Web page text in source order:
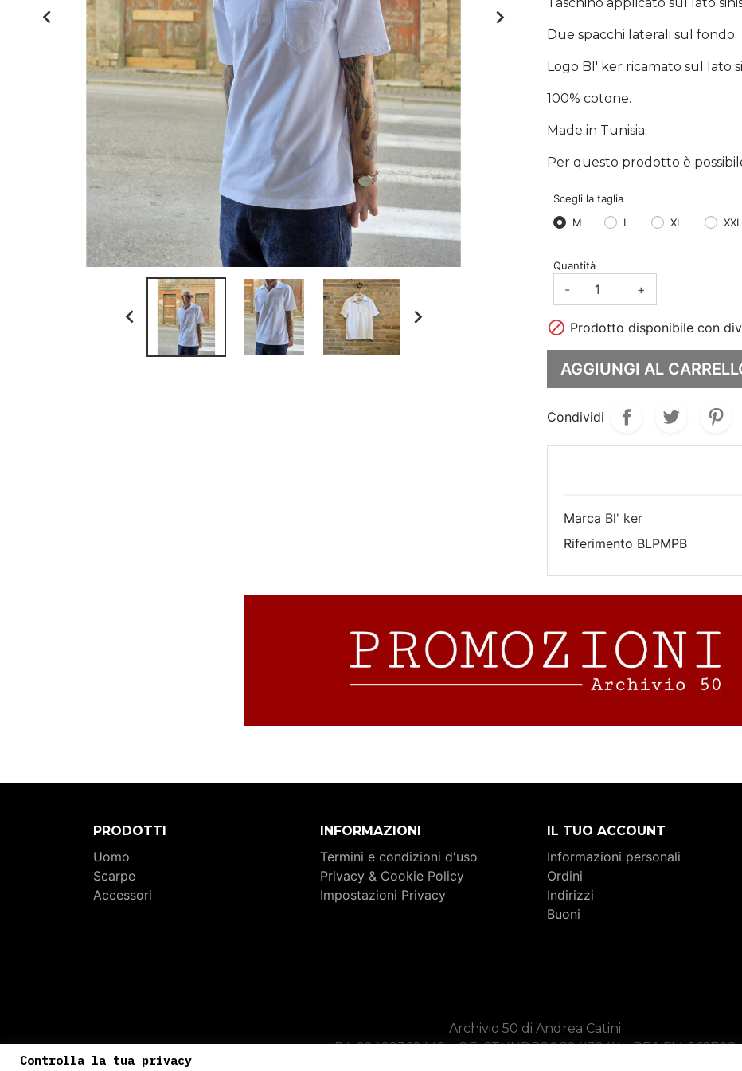
kamakura shirts
la paz
ll bean
myths
no brand
paraboot
resolute japan
scaglione
schott n.y.
sunray sportswear
tela genova
 
 
Due spacchi laterali sul fondo.
Logo Bl' ker ricamato sul lato
100% cotone.
Made in Tunisia.
Per questo prodotto è
Scegli la taglia
M
L XL XXL
Quantità
- +
 Prodotto disponibile con
AGGIUNGI AL
Condividi
Marca Bl' ker
Riferimento BLPMPB
PRODOTTI
Uomo
Scarpe
Accessori
INFORMAZIONI
Termini e condizioni d'uso
Privacy & Cookie Policy
Impostazioni Privacy
IL TUO ACCOUNT
Informazioni personali
Ordini
Indirizzi
Buoni
Archivio 50 di Andrea Catini
P.I. 02409360449 _ C.F. CTNNDR80C04I324K _ REA FM-262708
Controlla la tua privacy